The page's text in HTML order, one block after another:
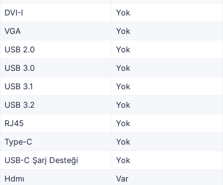
DVI-I
Yok
VGA
Yok
USB 2.0
Yok
USB 3.0
Yok
USB 3.1
Yok
USB 3.2
Yok
RJ45
Yok
Type-C
Yok
USB-C Şarj Desteği
Yok
Hdmı
Var